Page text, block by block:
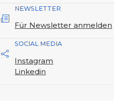
NEWSLETTER
Für Newsletter anmelden
SOCIAL MEDIA
Instagram
Linkedin